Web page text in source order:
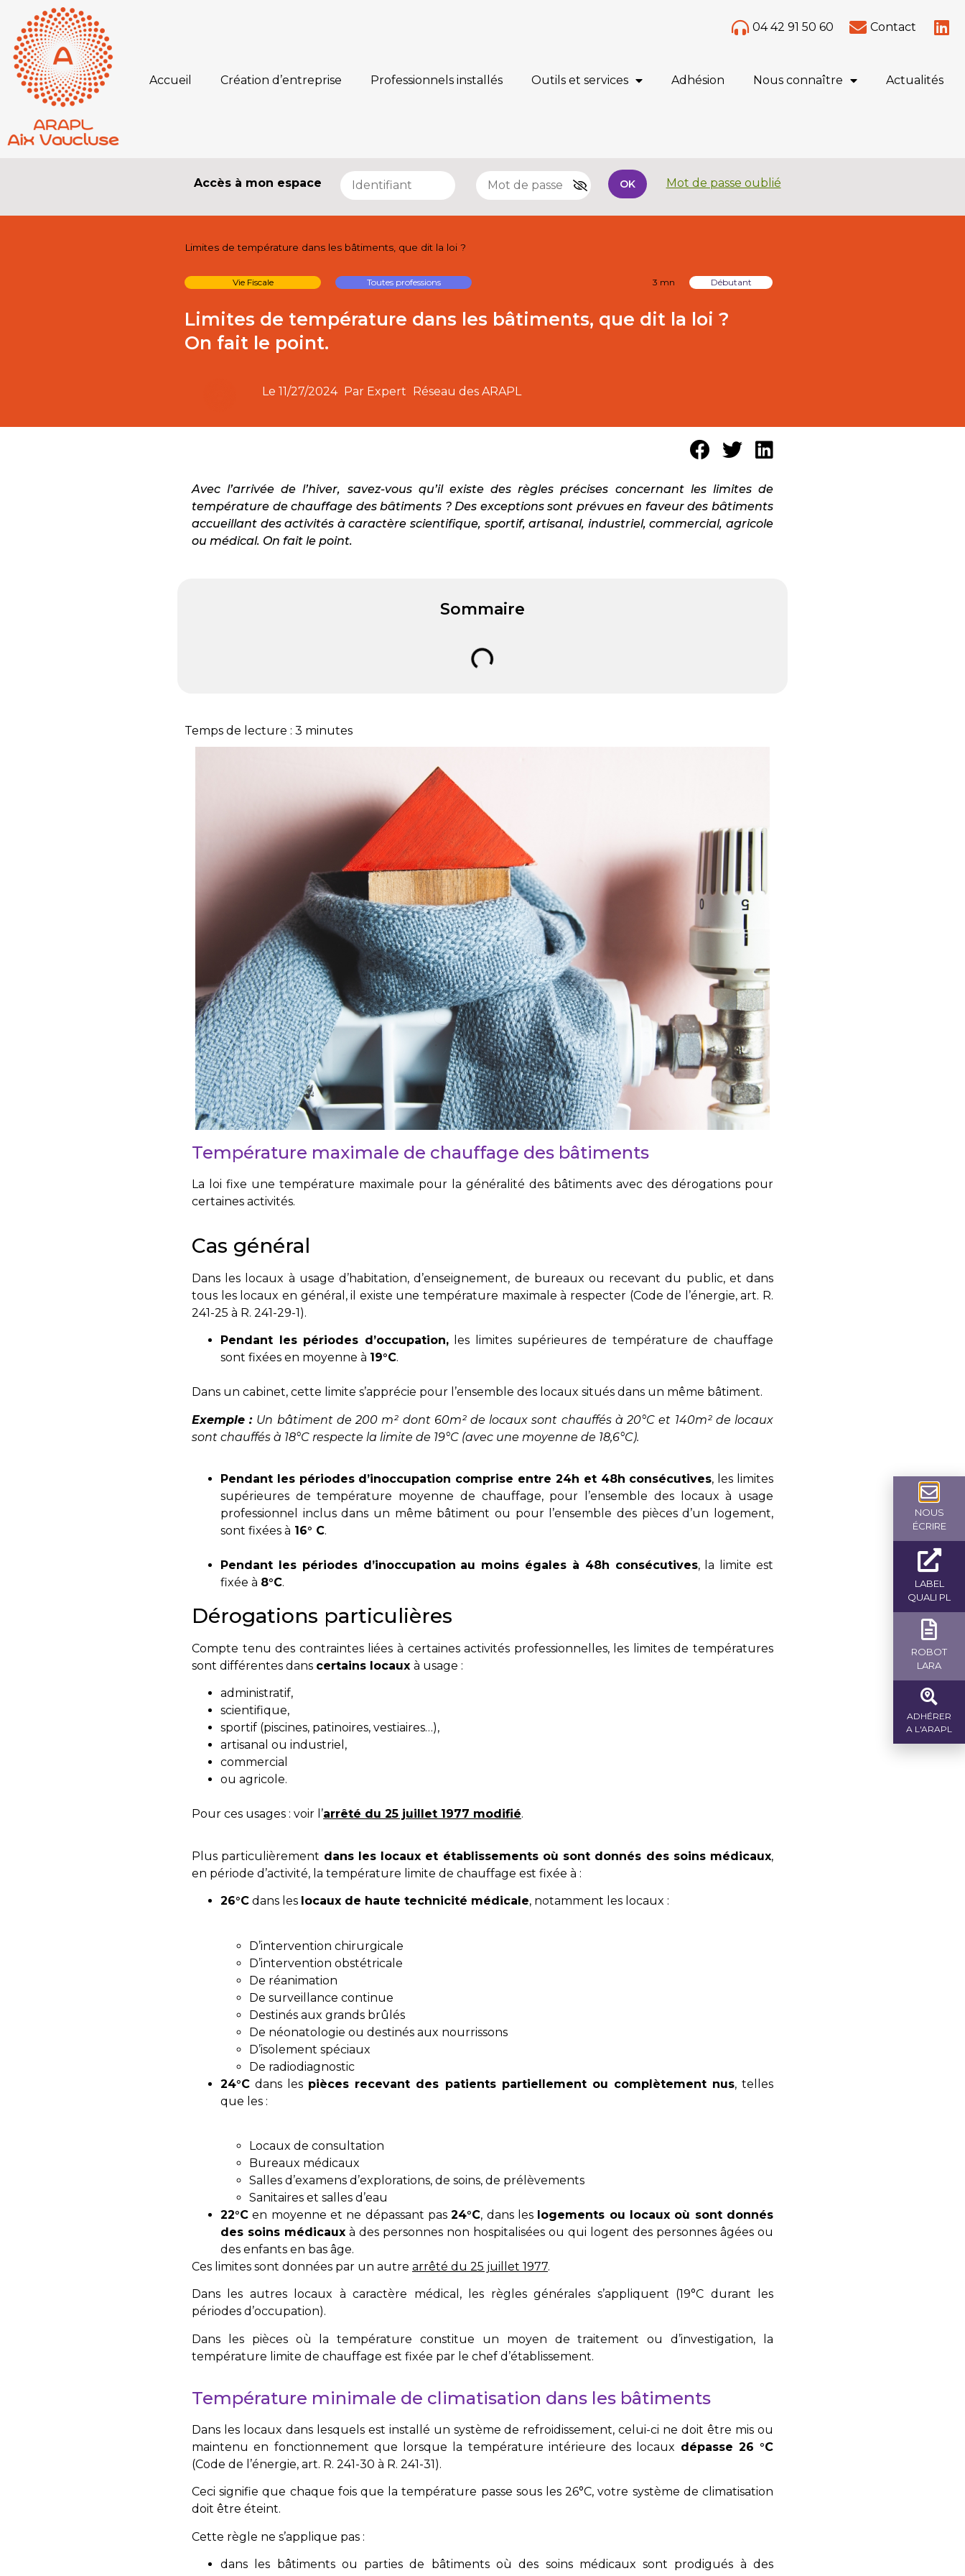
04 42 91 50 60 Contact
Accueil Création d’entreprise Professionnels installés Outils et services Adhésion Nous connaître Actualités
Accès à mon espace OK Mot de passe oublié
Limites de température dans les bâtiments, que dit la loi ?
Vie Fiscale Toutes professions 3 mn Débutant
Limites de température dans les bâtiments, que dit la loi ?
On fait le point.
Le 11/27/2024 Par Expert Réseau des ARAPL
Avec l’arrivée de l’hiver, savez-vous qu’il existe des règles précises concernant les limites de
température de chauffage des bâtiments ? Des exceptions sont prévues en faveur des bâtiments
accueillant des activités à caractère scientifique, sportif, artisanal, industriel, commercial, agricole
ou médical. On fait le point.
Sommaire
Temps de lecture : 3 minutes
Température maximale de chauffage des bâtiments
La loi fixe une température maximale pour la généralité des bâtiments avec des dérogations pour
certaines activités.
Cas général
Dans les locaux à usage d’habitation, d’enseignement, de bureaux ou recevant du public, et dans
tous les locaux en général, il existe une température maximale à respecter (Code de l’énergie, art. R.
241-25 à R. 241-29-1).
Pendant les périodes d’occupation,les limites supérieures de température de chauffage
sont fixées en moyenne à 19°C.
Dans un cabinet, cette limite s’apprécie pour l’ensemble des locaux situés dans un même bâtiment.
Exemple : Un bâtiment de 200 m² dont 60m² de locaux sont chauffés à 20°C et 140m² de locaux
sont chauffés à 18°C respecte la limite de 19°C (avec une moyenne de 18,6°C).
Pendant les périodes d’inoccupation comprise entre 24h et 48h consécutives, les limites
supérieures de température moyenne de chauffage, pour l’ensemble des locaux à usage
professionnel inclus dans un même bâtiment ou pour l’ensemble des pièces d’un logement,
sont fixées à 16° C.
Pendant les périodes d’inoccupation au moins égales à 48h consécutives, la limite est
fixée à 8°C.
Dérogations particulières
Compte tenu des contraintes liées à certaines activités professionnelles, les limites de températures
sont différentes dans certains locaux à usage :
administratif,
scientifique,
sportif (piscines, patinoires, vestiaires…),
artisanal ou industriel,
commercial
ou agricole.
Pour ces usages : voir l’arrêté du 25 juillet 1977 modifié.
Plus particulièrement dans les locaux et établissements où sont donnés des soins médicaux,
en période d’activité, la température limite de chauffage est fixée à :
26°C dans les locaux de haute technicité médicale, notamment les locaux :
D’intervention chirurgicale
D’intervention obstétricale
De réanimation
De surveillance continue
Destinés aux grands brûlés
De néonatologie ou destinés aux nourrissons
D’isolement spéciaux
De radiodiagnostic
24°C dans les pièces recevant des patients partiellement ou complètement nus, telles
que les :
Locaux de consultation
Bureaux médicaux
Salles d’examens d’explorations, de soins, de prélèvements
Sanitaires et salles d’eau
22°C en moyenne et ne dépassant pas24°C, dans les logements ou locaux où sont donnés
des soins médicaux à des personnes non hospitalisées ou qui logent des personnes âgées ou
des enfants en bas âge.
Ces limites sont données par un autre arrêté du 25 juillet 1977.
Dans les autres locaux à caractère médical, les règles générales s’appliquent (19°C durant les
périodes d’occupation).
Dans les pièces où la température constitue un moyen de traitement ou d’investigation, la
température limite de chauffage est fixée par le chef d’établissement.
Température minimale de climatisation dans les bâtiments
Dans les locaux dans lesquels est installé un système de refroidissement, celui-ci ne doit être mis ou
maintenu en fonctionnement que lorsque la température intérieure des locaux dépasse 26 °C
(Code de l’énergie, art. R. 241-30 à R. 241-31).
Ceci signifie que chaque fois que la température passe sous les 26°C, votre système de climatisation
doit être éteint.
Cette règle ne s’applique pas :
dans les bâtiments ou parties de bâtiments où des soins médicaux sont prodigués à des
NOUS
ÉCRIRE
LABEL
QUALI PL
ROBOT
LARA
ADHÉRER
A L'ARAPL